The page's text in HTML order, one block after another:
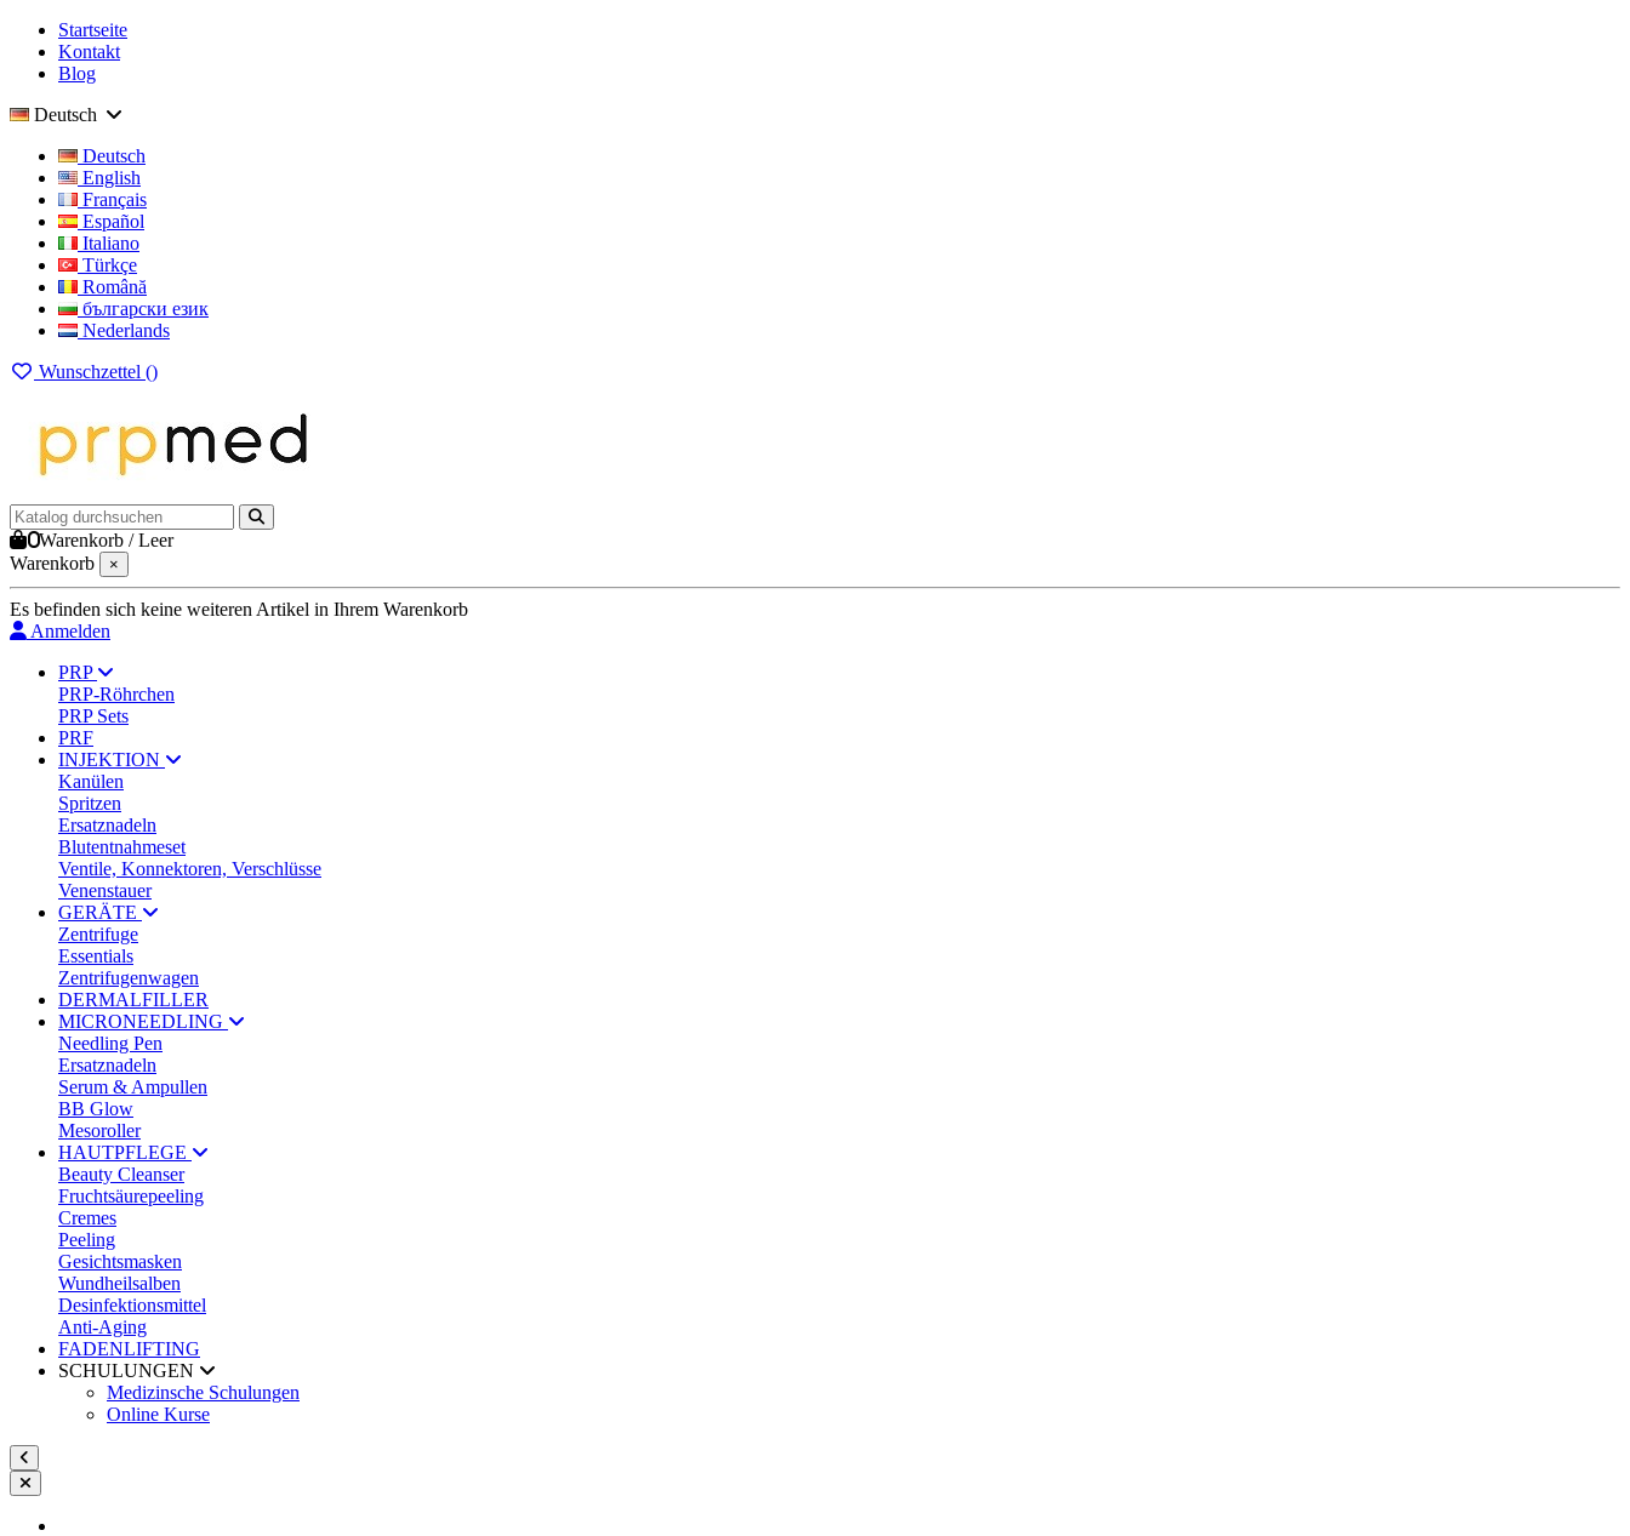
Startseite
Kontakt
Blog
Deutsch
Deutsch
English
Français
Español
Italiano
Türkçe
Română
български език
Nederlands
Wunschzettel ()
0Warenkorb /Leer
Warenkorb
×
Es befinden sich keine weiteren Artikel in Ihrem Warenkorb
Anmelden
PRP
PRP-Röhrchen
PRP Sets
PRF
INJEKTION
Kanülen
Spritzen
Ersatznadeln
Blutentnahmeset
Ventile, Konnektoren, Verschlüsse
Venenstauer
GERÄTE
Zentrifuge
Essentials
Zentrifugenwagen
DERMALFILLER
MICRONEEDLING
Needling Pen
Ersatznadeln
Serum & Ampullen
BB Glow
Mesoroller
HAUTPFLEGE
Beauty Cleanser
Fruchtsäurepeeling
Cremes
Peeling
Gesichtsmasken
Wundheilsalben
Desinfektionsmittel
Anti-Aging
FADENLIFTING
SCHULUNGEN
Medizinsche Schulungen
Online Kurse